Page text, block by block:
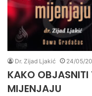
Dr. Zijad Ljakić 24/05/
KAKO OBJASNITI
MIJENJAJU